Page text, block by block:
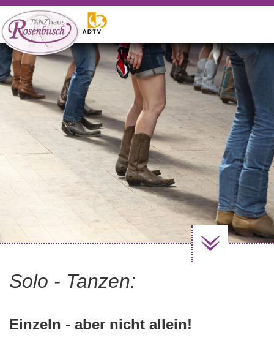
WILLKOMMEN
Tanzangebote
Gutscheine
Events
Vermietung
Weitere Angebote
Kontakt
Solo - Tanzen:
Einzeln - aber nicht allein!